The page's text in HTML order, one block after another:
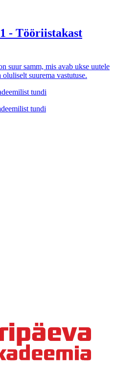
- Tööriistakast
suur samm, mis avab ukse uutele
suurema vastutuse.
tundi
tundi